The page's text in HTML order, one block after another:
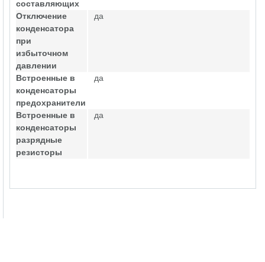
составляющих
Отключение
конденсатора
при
избыточном
давлении
да
Встроенные в
конденсаторы
предохранители
да
Встроенные в
конденсаторы
разрядные
резисторы
да